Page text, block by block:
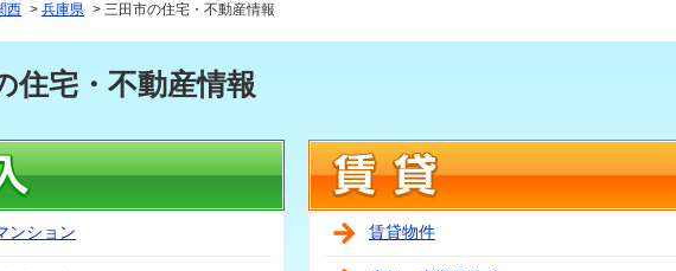
西 > 兵庫県 > 三田市の住宅・不動産情報
住宅・不動産情報
ンション 賃貸物件